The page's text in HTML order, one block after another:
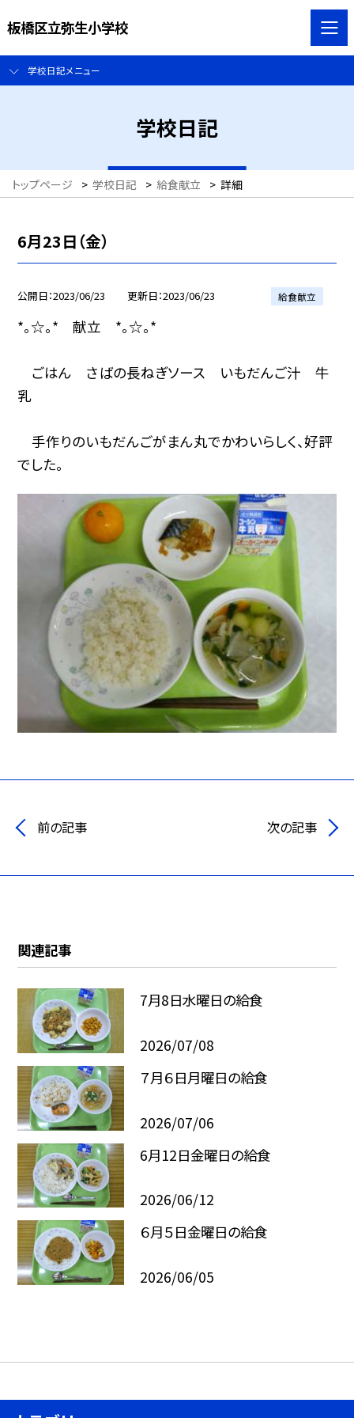
板橋区立弥生小学校
学校日記メニュー
学校日記
トップページ > 学校日記 > 給食献立 > 詳細
6月23日（金）
公開日 2023/06/23 更新日 2023/06/23 給食献立
*。☆。* 献立 *。☆。*
ごはん さばの長ねぎソース いもだんご汁 牛
乳
手作りのいもだんごがまん丸でかわいらしく、好評
でした。
前の記事 次の記事
関連記事
7月8日水曜日の給食
2026/07/08
７月６日月曜日の給食
2026/07/06
6月12日金曜日の給食
2026/06/12
６月５日金曜日の給食
2026/06/05